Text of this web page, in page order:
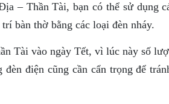
– Thần Tài, bạn có thể sử dụng
bàn thờ bằng các loại đèn nháy.
Tài vào ngày Tết, vì lúc này số
điện cũng cần cẩn trọng để